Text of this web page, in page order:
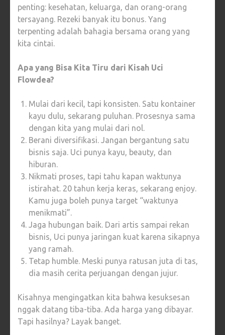
penting: kesehatan, keluarga, dan orang-orang
tersayang. Rezeki banyak itu bonus. Yang
terpenting adalah bahagia bersama orang yang
kita cintai.
Apa yang Bisa Kita Tiru dari Kisah Uci
Flowdea?
Mulai dari kecil, tapi konsisten. Satu kontainer
kayu dulu, sekarang puluhan. Prosesnya sama
dengan kita yang mulai dari nol.
Berani diversifikasi. Jangan bergantung satu
bisnis saja. Uci punya kayu, beauty, dan
hiburan.
Nikmati proses, tapi tahu kapan waktunya
istirahat. 20 tahun kerja keras, sekarang enjoy.
Kamu juga boleh punya target “waktunya
menikmati”.
Jaga hubungan baik. Dari artis sampai rekan
bisnis, Uci punya jaringan kuat karena sikapnya
yang ramah.
Tetap humble. Meski punya ratusan juta di tas,
dia masih cerita perjuangan dengan jujur.
Kisahnya mengingatkan kita bahwa kesuksesan
nggak datang tiba-tiba. Ada harga yang dibayar.
Tapi hasilnya? Layak banget.